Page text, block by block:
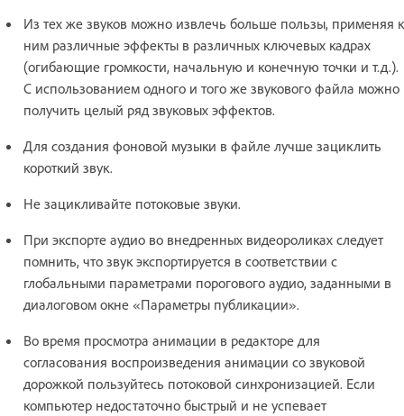
Из тех же звуков можно извлечь больше пользы, применяя к
ним различные эффекты в различных ключевых кадрах
(огибающие громкости, начальную и конечную точки и т.д.).
С использованием одного и того же звукового файла можно
получить целый ряд звуковых эффектов.
Для создания фоновой музыки в файле лучше зациклить
короткий звук.
Не зацикливайте потоковые звуки.
При экспорте аудио во внедренных видеороликах следует
помнить, что звук экспортируется в соответствии с
глобальными параметрами порогового аудио, заданными в
диалоговом окне «Параметры публикации».
Во время просмотра анимации в редакторе для
согласования воспроизведения анимации со звуковой
дорожкой пользуйтесь потоковой синхронизацией. Если
компьютер недостаточно быстрый и не успевает